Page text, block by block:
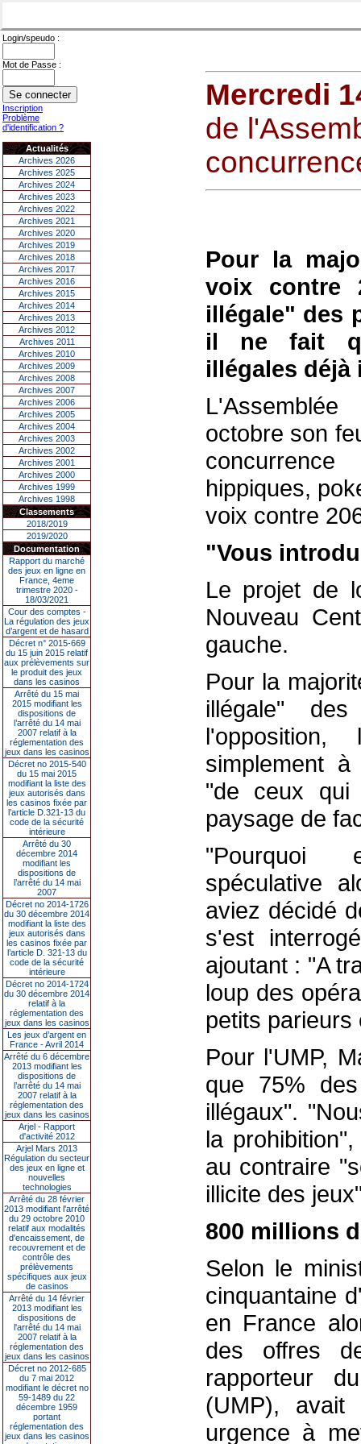
Login/speudo :
Mot de Passe :
Inscription
Problème
d'identification ?
Actualités
Archives 2026
Archives 2025
Archives 2024
Archives 2023
Archives 2022
Archives 2021
Archives 2020
Archives 2019
Archives 2018
Archives 2017
Archives 2016
Archives 2015
Archives 2014
Archives 2013
Archives 2012
Archives 2011
Archives 2010
Archives 2009
Archives 2008
Archives 2007
Archives 2006
Archives 2005
Archives 2004
Archives 2003
Archives 2002
Archives 2001
Archives 2000
Archives 1999
Archives 1998
Classements
2018/2019
2019/2020
Documentation
Rapport du marché
des jeux en ligne en
France, 4eme
trimestre 2020 -
18/03/2021
Cour des comptes -
La régulation des jeux
d’argent et de hasard
Décret n° 2015-669
du 15 juin 2015 relatif
aux prélèvements sur
le produit des jeux
dans les casinos
Arrêté du 15 mai
2015 modifiant les
dispositions de
l’arrêté du 14 mai
2007 relatif à la
réglementation des
jeux dans les casinos
Décret no 2015-540
du 15 mai 2015
modifiant la liste des
jeux autorisés dans
les casinos fixée par
l’article D.321-13 du
code de la sécurité
intérieure
Arrêté du 30
décembre 2014
modifiant les
dispositions de
l’arrêté du 14 mai
2007
Décret no 2014-1726
du 30 décembre 2014
modifiant la liste des
jeux autorisés dans
les casinos fixée par
l’article D. 321-13 du
code de la sécurité
intérieure
Décret no 2014-1724
du 30 décembre 2014
relatif à la
réglementation des
jeux dans les casinos
Les jeux d’argent en
France - Avril 2014
Arrêté du 6 décembre
2013 modifiant les
dispositions de
l’arrêté du 14 mai
2007 relatif à la
réglementation des
jeux dans les casinos
Arjel - Rapport
d'activité 2012
Arjel Mars 2013
Régulation du secteur
des jeux en ligne et
nouvelles
technologies
Arrêté du 28 février
2013 modifiant l'arrêté
du 29 octobre 2010
relatif aux modalités
d'encaissement, de
recouvrement et de
contrôle des
prélèvements
spécifiques aux jeux
de casinos
Arrêté du 14 février
2013 modifiant les
dispositions de
l'arrêté du 14 mai
2007 relatif à la
réglementation des
jeux dans les casinos
Décret no 2012-685
du 7 mai 2012
modifiant le décret no
59-1489 du 22
décembre 1959
portant
réglementation des
jeux dans les casinos
Mercredi
de
Pour la
voix contre
illégale" des
il ne fait
illégales déjà
octobre son
hippiques,
voix contre
"Vous
Le projet de
Nouveau
gauche.
Pour la
illégale"
simplement
"de ceux
paysage de
"Pourquoi
spéculative
aviez décidé
s'est
ajoutant : "A
loup des
petits parieurs
Pour l'UMP,
que 75%
illégaux".
la
au contraire
illicite des
800 millions
Selon le
cinquantaine
en France
des offres
rapporteur
(UMP),
urgence à